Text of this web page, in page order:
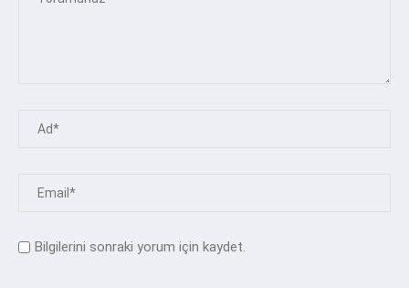
Bilgilerini sonraki yorum için kaydet.